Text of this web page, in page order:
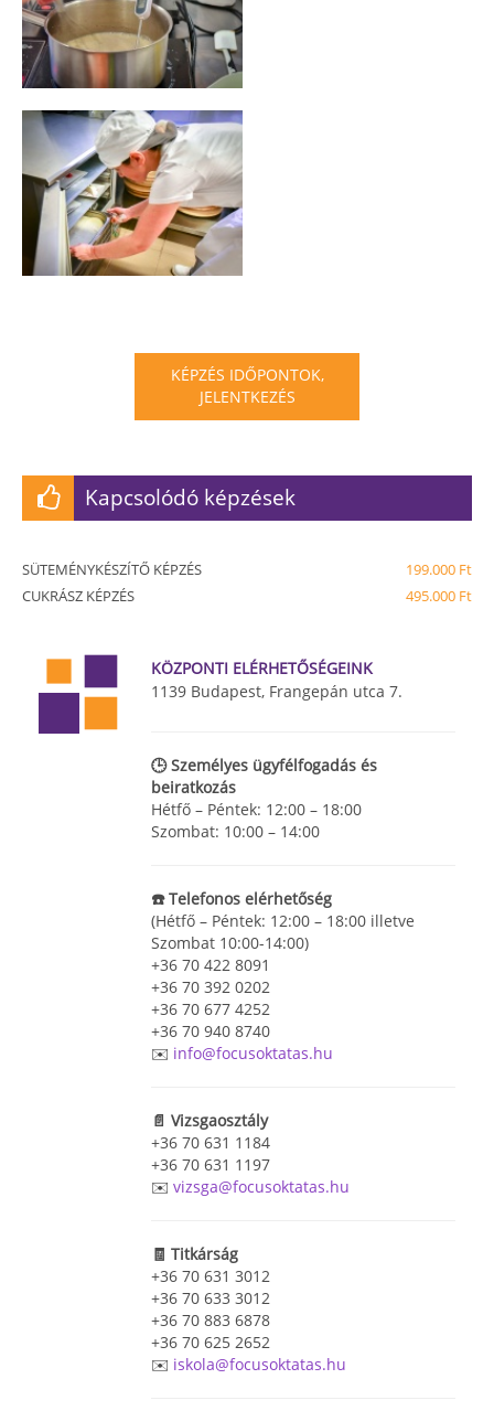
KÉPZÉS IDŐPONTOK,
JELENTKEZÉS
Kapcsolódó képzések
SÜTEMÉNYKÉSZÍTŐ KÉPZÉS
199.000 Ft
CUKRÁSZ KÉPZÉS
495.000 Ft
KÖZPONTI ELÉRHETŐSÉGEINK
1139 Budapest, Frangepán utca 7.
🕒 Személyes ügyfélfogadás és
beiratkozás
Hétfő – Péntek: 12:00 – 18:00
Szombat: 10:00 – 14:00
☎️ Telefonos elérhetőség
(Hétfő – Péntek: 12:00 – 18:00 illetve
Szombat 10:00-14:00)
+36 70 422 8091
+36 70 392 0202
+36 70 677 4252
+36 70 940 8740
✉️ info@focusoktatas.hu
📄 Vizsgaosztály
+36 70 631 1184
+36 70 631 1197
✉️ vizsga@focusoktatas.hu
🧾 Titkárság
+36 70 631 3012
+36 70 633 3012
+36 70 883 6878
+36 70 625 2652
✉️ iskola@focusoktatas.hu